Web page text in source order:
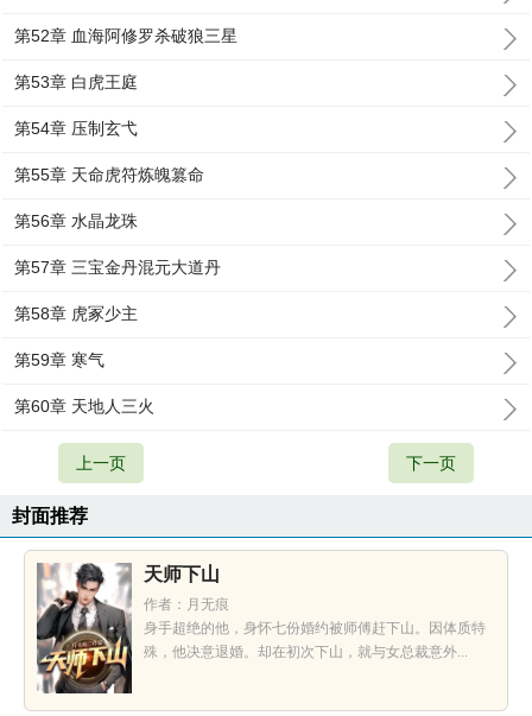
第52章 血海阿修罗杀破狼三星
第53章 白虎王庭
第54章 压制玄弋
第55章 天命虎符炼魄篡命
第56章 水晶龙珠
第57章 三宝金丹混元大道丹
第58章 虎冢少主
第59章 寒气
第60章 天地人三火
上一页 下一页
封面推荐
天师下山
作者：月无痕
身手超绝的他，身怀七份婚约被师傅赶下山。因体质特
殊，他决意退婚。却在初次下山，就与女总裁意外...